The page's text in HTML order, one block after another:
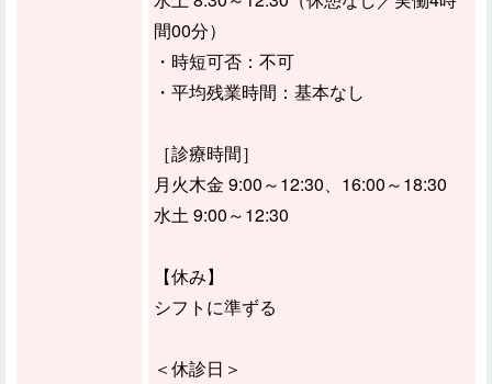
間00分）
・時短可否：不可
・平均残業時間：基本なし
［診療時間］
月火木金 9:00～12:30、16:00～18:30
水土 9:00～12:30
【休み】
シフトに準ずる
＜休診日＞